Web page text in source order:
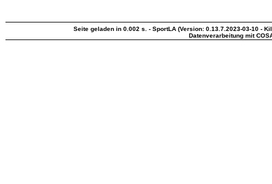
Seite geladen in 0.002 s. - SportLA (Version: 0.13.7.2023-03-10 -
Datenverarbeitung mit